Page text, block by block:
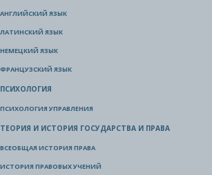
АНГЛИЙСКИЙ ЯЗЫК
ЛАТИНСКИЙ ЯЗЫК
НЕМЕЦКИЙ ЯЗЫК
ФРАНЦУЗСКИЙ ЯЗЫК
ПСИХОЛОГИЯ
ПСИХОЛОГИЯ УПРАВЛЕНИЯ
ТЕОРИЯ И ИСТОРИЯ ГОСУДАРСТВА И ПРАВА
ВСЕОБЩАЯ ИСТОРИЯ ПРАВА
ИСТОРИЯ ПРАВОВЫХ УЧЕНИЙ